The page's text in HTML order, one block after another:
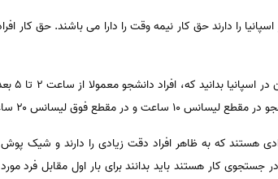
را دارند حق کار نیمه وقت را دارا می باشند. حق
بهتر
و همچنین در مقطع دکترا ۳۰ ساعت حق کار دارد.
هستند که به ظاهر افراد دقت زیادی را دارند و شیک
کار هستند باید بدانند برای بار اول مقابل فرد